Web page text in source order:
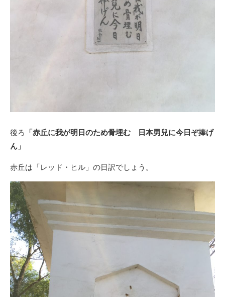
後ろ 「赤丘に我が明日のため骨埋む 日本男兒に今日ぞ捧げ
ん」
赤丘は「レッド・ヒル」の日訳でしょう。